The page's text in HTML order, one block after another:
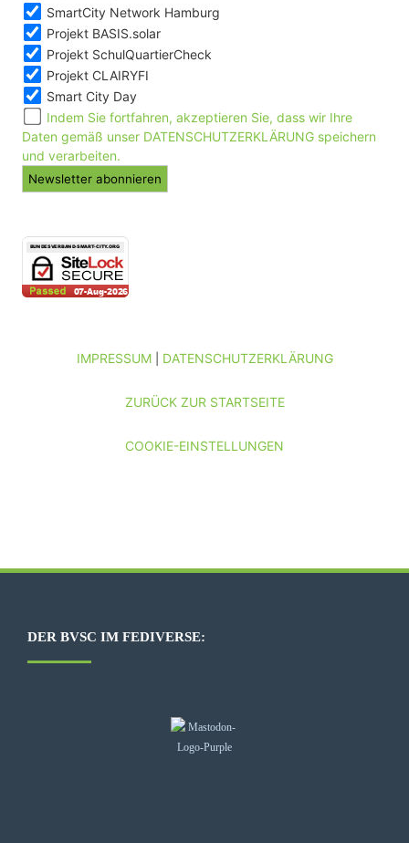
SmartCity Network Hamburg
Projekt BASIS.solar
Projekt SchulQuartierCheck
Projekt CLAIRYFI
Smart City Day
Indem Sie fortfahren, akzeptieren Sie, dass wir Ihre
Daten gemäß unser DATENSCHUTZERKLÄRUNG speichern
und verarbeiten.
IMPRESSUM| DATENSCHUTZERKLÄRUNG
ZURÜCK ZUR STARTSEITE
COOKIE-EINSTELLUNGEN
DER BVSC IM FEDIVERSE: